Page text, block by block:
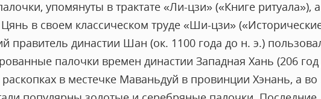
упомянуты в трактате «Ли-цзи» («Книге ритуала»),
в своем классическом труде «Ши-цзи»
правитель династии Шан (ок. 1100 года до н. э.)
палочки времен династии Западная Хань (206
в местечке Маваньдуй в провинции Хэнань, а